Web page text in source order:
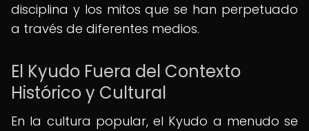
disciplina y los mitos que se han perpetuado
a través de diferentes medios.
El Kyudo Fuera del Contexto
Histórico y Cultural
En la cultura popular, el Kyudo a menudo se